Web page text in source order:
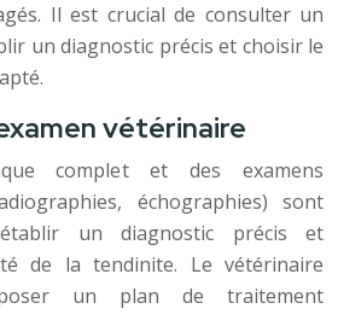
Il est crucial de consulter un
un diagnostic précis et choisir le
vétérinaire
complet et des examens
échographies) sont
un diagnostic précis et
de la tendinite. Le vétérinaire
un plan de traitement